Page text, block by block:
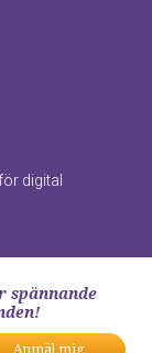
digital
spännande
Anmäl mig